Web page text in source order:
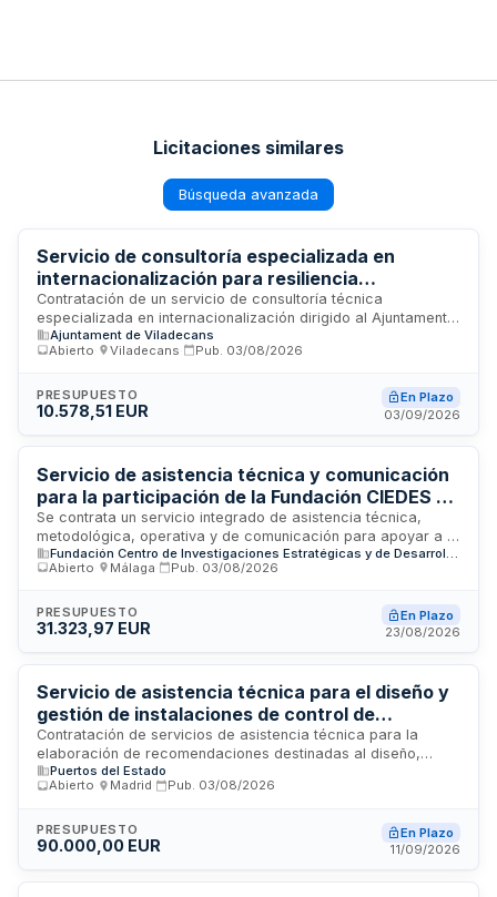
Licitaciones similares
Búsqueda avanzada
Servicio de consultoría especializada en
internacionalización para resiliencia
comunitaria y vivienda asequible - Ajuntament
de Viladecans
Contratación de un servicio de consultoría técnica
especializada en internacionalización dirigido al Ajuntament
de Viladecans, con enfoque en los ámbitos de resiliencia
comunitaria y vivienda asequible. El servicio se enmarca en
Diputació de Barcelona y tiene como objetivo proporcionar
apoyo técnico para posicionar el municipio en el ámbito
sostenibilidad urbana y acceso a vivienda de precio social.
Ajuntament de Viladecans
Abierto
Viladecans Pub. 03/08/2026
PRESUPUESTO
10.578,51 EUR
En Plazo
03/09/2026
Servicio de asistencia técnica y comunicación
para la participación de la Fundación CIEDES en
el proyecto CO-PLACE de URBACT IV
Se contrata un servicio integrado de asistencia técnica,
metodológica, operativa y de comunicación para apoyar a la
Fundación CIEDES en el desarrollo de sus responsabilidades
como socio del proyecto CO-PLACE dentro del programa
participación local, dinamización del grupo local,
transferencia de aprendizajes, elaboración de
capitalización de resultados con especial conexión al
contexto de Vélez-Málaga.
Abierto
Málaga Pub. 03/08/2026
PRESUPUESTO
31.323,97 EUR
En Plazo
23/08/2026
Servicio de asistencia técnica para el diseño y
gestión de instalaciones de control de
mercancías en puertos españoles
Contratación de servicios de asistencia técnica para la
elaboración de recomendaciones destinadas al diseño,
desarrollo y gestión de instalaciones fronterizas de control
de mercancías en puertos españoles. El procedimiento se
de criterios de adjudicación que valoran tanto aspectos
económicos como técnicos de la propuesta presentada.
Puertos del Estado
Abierto
Madrid Pub. 03/08/2026
PRESUPUESTO
90.000,00 EUR
En Plazo
11/09/2026